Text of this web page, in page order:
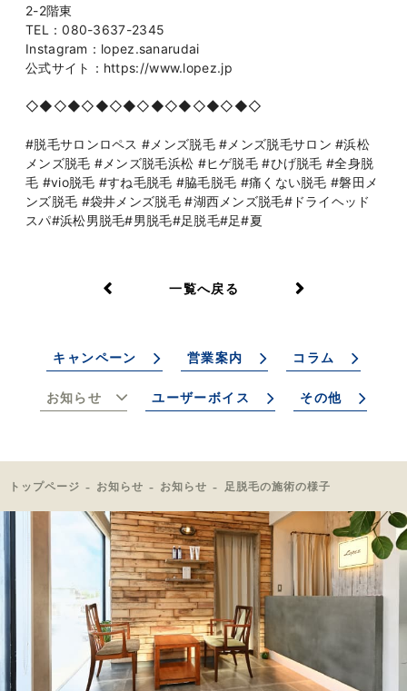
2-2階東
TEL：080-3637-2345
Instagram：lopez.sanarudai
公式サイト：https://www.lopez.jp
◇◆◇◆◇◆◇◆◇◆◇◆◇◆◇◆◇
#脱毛サロンロペス #メンズ脱毛 #メンズ脱毛サロン #浜松
メンズ脱毛 #メンズ脱毛浜松 #ヒゲ脱毛 #ひげ脱毛 #全身脱
毛 #vio脱毛 #すね毛脱毛 #脇毛脱毛 #痛くない脱毛 #磐田メ
ンズ脱毛 #袋井メンズ脱毛 #湖西メンズ脱毛#ドライヘッド
スパ#浜松男脱毛#男脱毛#足脱毛#足#夏
一覧へ戻る
キャンペーン 営業案内 コラム
お知らせ ユーザーボイス その他
トップページ お知らせ お知らせ 足脱毛の施術の様子